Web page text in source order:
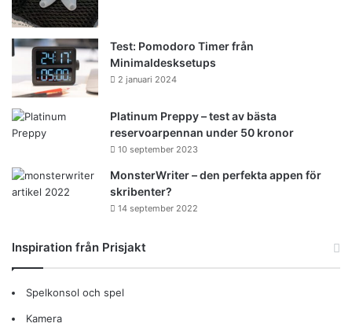
Test: Pomodoro Timer från
Minimaldesksetups
2 januari 2024
Platinum Preppy – test av bästa
reservoarpennan under 50 kronor
10 september 2023
MonsterWriter – den perfekta appen för
skribenter?
14 september 2022
Inspiration från Prisjakt
Spelkonsol och spel
Kamera